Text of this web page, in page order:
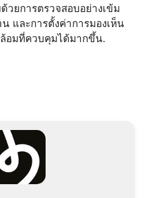
วยการตรวจสอบอย่างเข้ม
น และการตั้งค่าการมองเห็น
อมที่ควบคุมได้มากขึ้น.